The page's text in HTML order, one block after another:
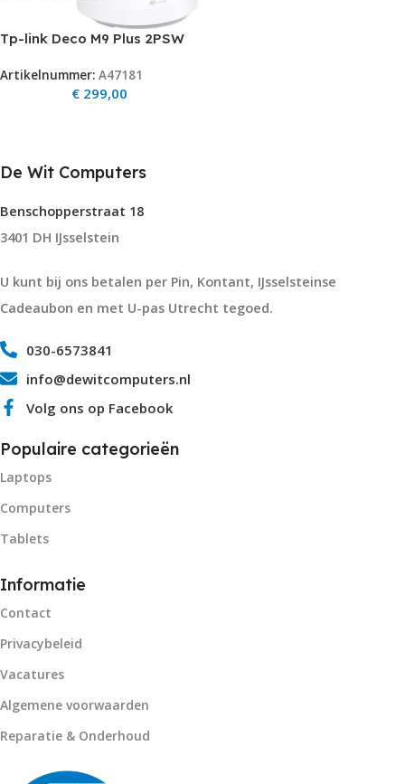
Tp-link Deco M9 Plus 2PSW
Artikelnummer: A47181
€299,00
De Wit Computers
Benschopperstraat 18
3401 DH IJsselstein
U kunt bij ons betalen per Pin, Kontant, IJsselsteinse
Cadeaubon en met U-pas Utrecht tegoed.
030-6573841
info@dewitcomputers.nl
Volg ons op Facebook
Populaire categorieën
Laptops
Computers
Tablets
Informatie
Contact
Privacybeleid
Vacatures
Algemene voorwaarden
Reparatie & Onderhoud